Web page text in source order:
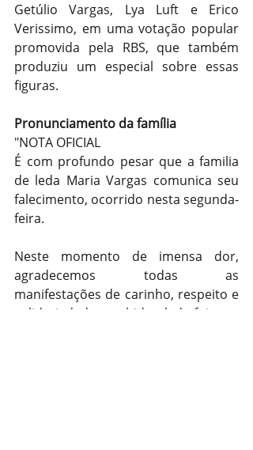
Getúlio Vargas, Lya Luft e Erico
Verissimo, em uma votação popular
promovida pela RBS, que também
produziu um especial sobre essas
figuras.
Pronunciamento da família
"NOTA OFICIAL
É com profundo pesar que a familia
de leda Maria Vargas comunica seu
falecimento, ocorrido nesta segunda-
feira.
Neste momento de imensa dor,
agradecemos todas as
manifestações de carinho, respeito e
solidariedade recebidas. leda foi uma